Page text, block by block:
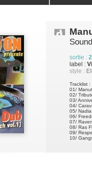
sortie :
label :
style :
Tracklist :
01/
02/
03/
04/
05/
06/
07/
08/ Ras
09/
10/